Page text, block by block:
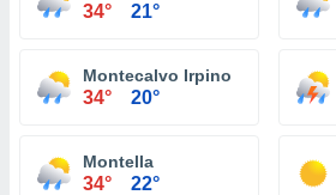
34° 21°
Montecalvo Irpino
34° 20°
Montella
34° 22°